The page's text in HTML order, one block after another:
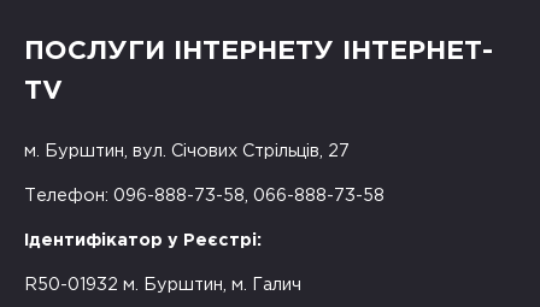
ПОСЛУГИ ІНТЕРНЕТУ ІНТЕРНЕТ-
TV
м. Бурштин, вул. Січових Стрільців, 27
Телефон: 096-888-73-58, 066-888-73-58
Ідентифікатор у Реєстрі:
R50-01932 м. Бурштин, м. Галич